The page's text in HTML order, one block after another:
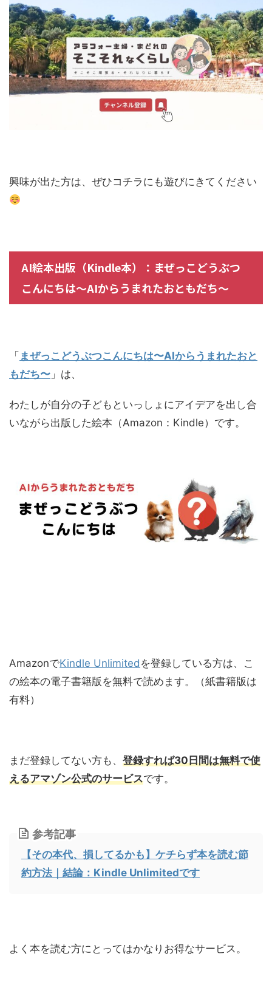
興味が出た方は、ぜひコチラにも遊びにきてください
AI絵本出版（Kindle本）：まぜっこどうぶつ
こんにちは〜AIからうまれたおともだち〜
「 まぜっこどうぶつこんにちは〜AIからうまれたおと
もだち〜 」は、
わたしが自分の子どもといっしょにアイデアを出し合
いながら出版した絵本（Amazon：Kindle）です。
AmazonでKindle Unlimited を登録している方は、こ
の絵本の電子書籍版を無料で読めます。（紙書籍版は
有料）
まだ登録してない方も、 登録すれば30日間は無料で使
えるアマゾン公式のサービスです。
参考記事
【その本代、損してるかも】ケチらず本を読む節
約方法｜結論：Kindle Unlimitedです
よく本を読む方にとってはかなりお得なサービス。